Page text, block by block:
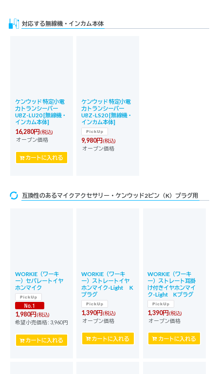
対応する無線機・インカム本体
ケンウッド 特定小電
力トランシーバー
UBZ-LU20 [無線機・
インカム本体]
16,280円 (税込)
オープン価格
カートに入れる
ケンウッド 特定小電
力トランシーバー
UBZ-LS20 [無線機・
インカム本体]
9,980円 (税込)
オープン価格
互換性のあるマイクアクセサリー・ケンウッド2ピン（K）プラグ用
WORKIE（ワーキ
ー）セパレートイヤ
ホンマイク
1,980円 (税込)
希望小売価格: 3,960円
カートに入れる
WORKIE（ワーキ
ー）ストレートイヤ
ホンマイク-Light K
プラグ
1,390円(税込)
オープン価格
カートに入れる
WORKIE（ワーキ
ー）ストレート耳掛
け付きイヤホンマイ
ク-Light Kプラグ
1,390円(税込)
オープン価格
カートに入れる